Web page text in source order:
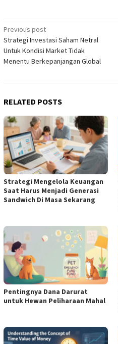
Post
navigation
Previous post
Strategi Investasi Saham Netral
Untuk Kondisi Market Tidak
Menentu Berkepanjangan Global
RELATED POSTS
Strategi Mengelola Keuangan
Saat Harus Menjadi Generasi
Sandwich Di Masa Sekarang
Pentingnya Dana Darurat
untuk Hewan Peliharaan Mahal